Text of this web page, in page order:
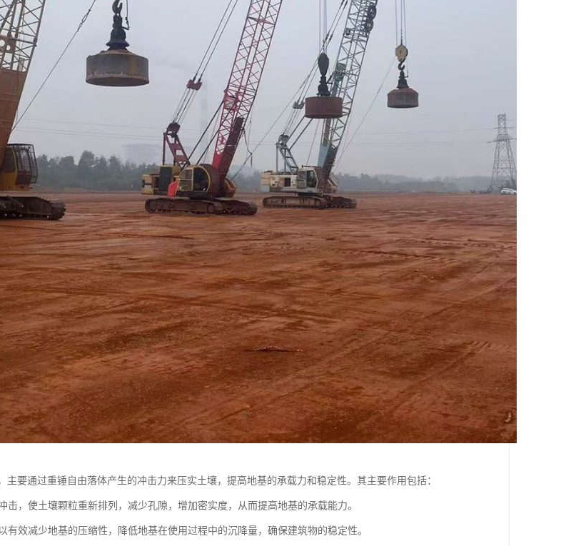
主要通过重锤自由落体产生的冲击力来压实土壤，提高地基的承载力和稳定性。其主要作用包括：
击，使土壤颗粒重新排列，减少孔隙，增加密实度，从而提高地基的承载能力。
有效减少地基的压缩性，降低地基在使用过程中的沉降量，确保建筑物的稳定性。